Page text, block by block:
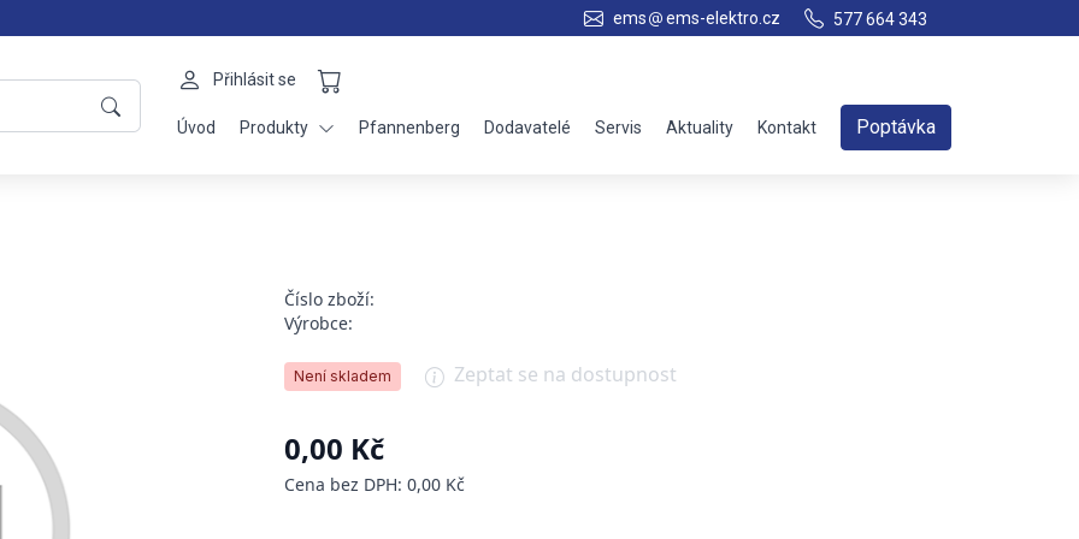
ems ems-elektro.cz 577 664 343
Přihlásit se
Úvod Produkty Pfannenberg Dodavatelé Servis Aktuality Kontakt Poptávka
Číslo zboží:
Výrobce:
Není skladem Zeptat se na dostupnost
0,00 Kč
Cena bez DPH: 0,00 Kč